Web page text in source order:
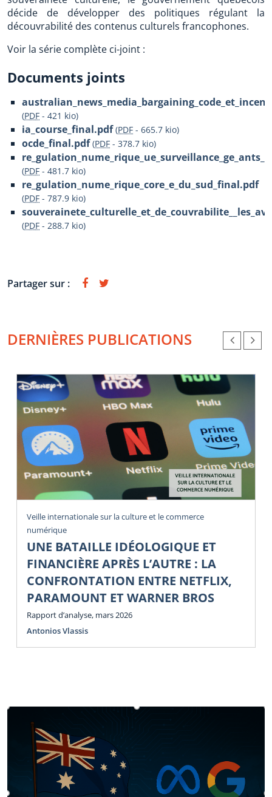
décide de développer des politiques régulant la
découvrabilité des contenus culturels francophones.
Voir la série complète ci-joint :
Documents joints
(PDF - 421 kio)
ia_course_final.pdf (PDF - 665.7 kio)
ocde_final.pdf (PDF - 378.7 kio)
(PDF - 481.7 kio)
re_gulation_nume_rique_core_e_du_sud_final.pdf
(PDF - 787.9 kio)
(PDF - 288.7 kio)
Partager sur :
DERNIÈRES PUBLICATIONS
Veille internationale sur la culture et le commerce
numérique
UNE BATAILLE IDÉOLOGIQUE ET
FINANCIÈRE APRÈS L’AUTRE : LA
CONFRONTATION ENTRE NETFLIX,
PARAMOUNT ET WARNER BROS
Rapport d’analyse, mars 2026
Antonios Vlassis